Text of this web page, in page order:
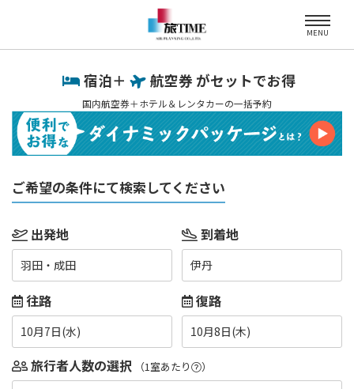
MENU
宿泊＋ 航空券 がセットでお得
国内航空券＋ホテル＆レンタカーの一括予約
ご希望の条件にて検索してください
出発地
羽田・成田
到着地
伊丹
往路
10月7日(水)
復路
10月8日(木)
旅行者人数の選択 （1室あたり ）